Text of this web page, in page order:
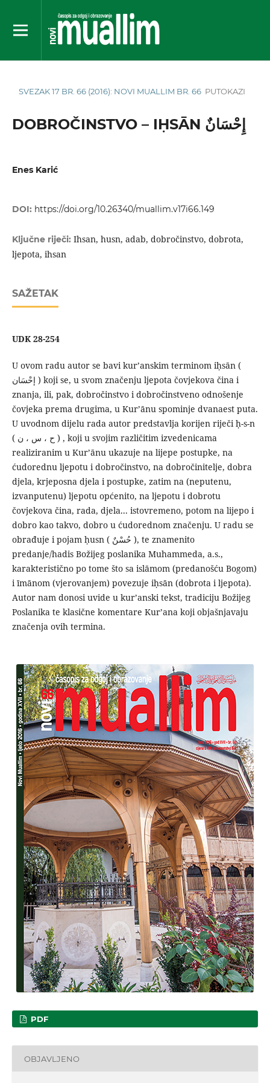
SVEZAK 17 BR. 66 (2016): NOVI MUALLIM BR. 66 PUTOKAZI
DOBROČINSTVO – IḤSĀN إِحْسَانٌ
Enes Karić
DOI: https://doi.org/10.26340/muallim.v17i66.149
Ključne riječi: Ihsan, husn, adab, dobročinstvo, dobrota,
ljepota, ihsan
SAŽETAK
UDK 28-254
U ovom radu autor se bavi kur’anskim terminom iḥsān (
إحْسَان ) koji se, u svom značenju ljepota čovjekova čina i
znanja, ili, pak, dobročinstvo i dobročinstveno odnošenje
čovjeka prema drugima, u Kur’ānu spominje dvanaest puta.
U uvodnom dijelu rada autor predstavlja korijen riječi ḥ-s-n
( ح ، س ، ن ) , koji u svojim različitim izvedenicama
realiziranim u Kur’ānu ukazuje na lijepe postupke, na
ćudorednu ljepotu i dobročinstvo, na dobročinitelje, dobra
djela, krjeposna djela i postupke, zatim na (neputenu,
izvanputenu) ljepotu općenito, na ljepotu i dobrotu
čovjekova čina, rada, djela... istovremeno, potom na lijepo i
dobro kao takvo, dobro u ćudorednom značenju. U radu se
obrađuje i pojam ḥusn ( حُسْنٌ ), te znamenito
predanje/hadis Božijeg poslanika Muhammeda, a.s.,
karakteristično po tome što sa islāmom (predanošću Bogom)
i īmānom (vjerovanjem) povezuje iḥsān (dobrota i ljepota).
Autor nam donosi uvide u kur’anski tekst, tradiciju Božijeg
Poslanika te klasične komentare Kur’ana koji objašnjavaju
značenja ovih termina.
PDF
OBJAVLJENO